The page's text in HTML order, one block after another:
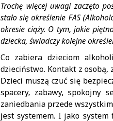
Trochę więcej uwagi zaczęto
stało się określenie FAS
okresie ciąży. O tym, jakie
dziecka, świadczy kolejne
Co zabiera dzieciom
dzieciństwo. Kontakt z
Dzieci muszą czuć się
spacery, zabawy, spokojny
zaniedbania przede
jest systemem. I jako system